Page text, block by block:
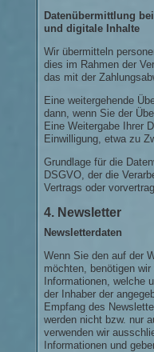
Datenübermittlung
und digitale Inhalte
Wir übermitteln
dies im Rahmen der
das mit der
Eine weitergehende
dann, wenn Sie der
Eine Weitergabe Ihrer
Einwilligung, etwa zu
Grundlage für die
DSGVO, der die
Vertrags oder
4. Newsletter
Newsletterdaten
Wenn Sie den auf der
möchten, benötigen
Informationen, welche
der Inhaber der
Empfang des
werden nicht bzw. nur
verwenden wir
Informationen und